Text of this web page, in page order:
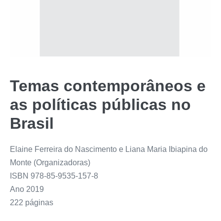
Temas contemporâneos e
as políticas públicas no
Brasil
Elaine Ferreira do Nascimento e Liana Maria Ibiapina do
Monte (Organizadoras)
ISBN 978-85-9535-157-8
Ano 2019
222 páginas